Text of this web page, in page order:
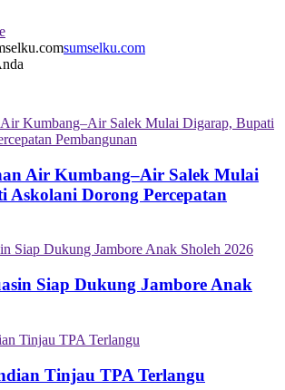
sumselku.com
Air Kumbang–Air Salek Mulai
Askolani Dorong Percepatan
Siap Dukung Jambore Anak
Tinjau TPA Terlangu